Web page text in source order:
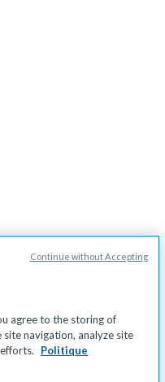
agree to the storing of
navigation, analyze site
Politique
Continue without Accepting